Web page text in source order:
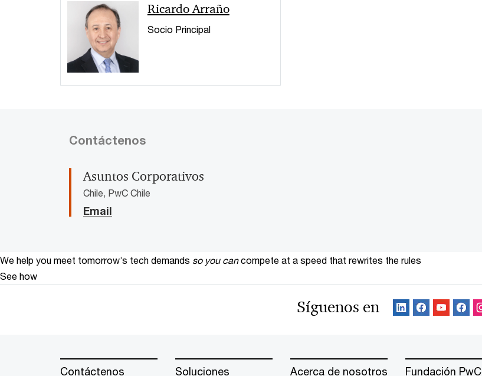
Ricardo Arraño
Socio Principal
Contáctenos
Asuntos Corporativos
Chile, PwC Chile
Email
We help you meet tomorrow’s tech demands so you can compete at a speed that rewrites the rules
See how
Síguenos en
Contáctenos Soluciones Acerca de nosotros Fundación PwC